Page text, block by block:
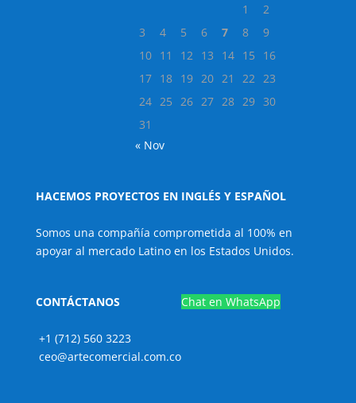
1
2
3
4 5 6 7 8
9
10 11 12 13 14 15
16
17 18 19 20 21 22 23
24 25 26 27 28 29 30
31
« Nov
HACEMOS PROYECTOS EN INGLÉS Y ESPAÑOL
Somos una compañía comprometida al 100% en
apoyar al mercado Latino en los Estados Unidos.
CONTÁCTANOS
+1 (712) 560 3223
ceo@artecomercial.com.co
Chat en WhatsApp